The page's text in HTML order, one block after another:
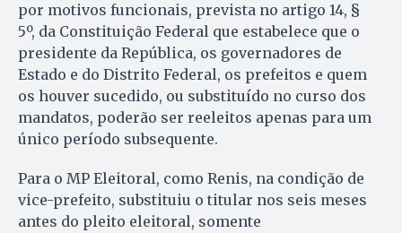
por motivos funcionais, prevista no artigo 14, §
5º, da Constituição Federal que estabelece que o
presidente da República, os governadores de
Estado e do Distrito Federal, os prefeitos e quem
os houver sucedido, ou substituído no curso dos
mandatos, poderão ser reeleitos apenas para um
único período subsequente.
Para o MP Eleitoral, como Renis, na condição de
vice-prefeito, substituiu o titular nos seis meses
antes do pleito eleitoral, somente